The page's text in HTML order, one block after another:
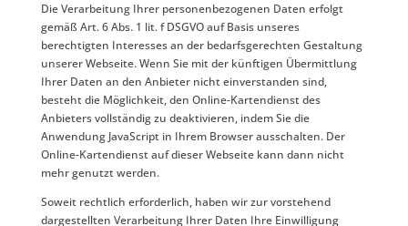
Die Verarbeitung Ihrer personenbezogenen Daten erfolgt
gemäß Art. 6 Abs. 1 lit. f DSGVO auf Basis unseres
berechtigten Interesses an der bedarfsgerechten Gestaltung
unserer Webseite. Wenn Sie mit der künftigen Übermittlung
Ihrer Daten an den Anbieter nicht einverstanden sind,
besteht die Möglichkeit, den Online-Kartendienst des
Anbieters vollständig zu deaktivieren, indem Sie die
Anwendung JavaScript in Ihrem Browser ausschalten. Der
Online-Kartendienst auf dieser Webseite kann dann nicht
mehr genutzt werden.
Soweit rechtlich erforderlich, haben wir zur vorstehend
dargestellten Verarbeitung Ihrer Daten Ihre Einwilligung